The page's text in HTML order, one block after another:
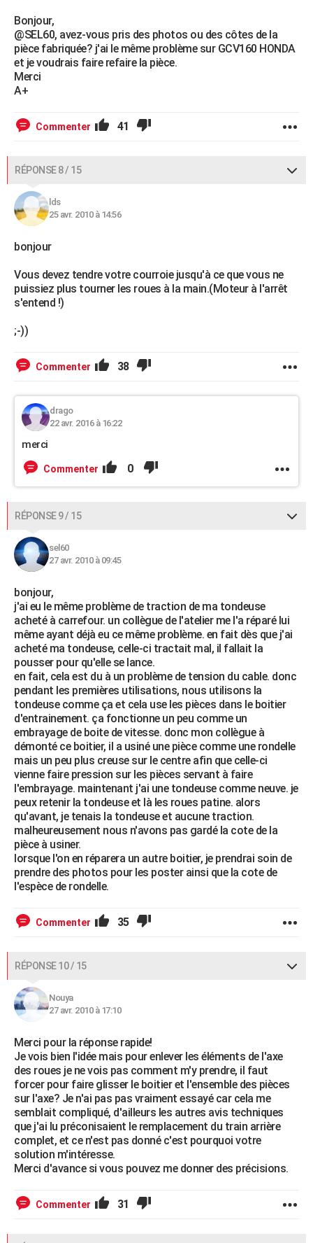
Bonjour,
@SEL60, avez-vous pris des photos ou des côtes de la
pièce fabriquée? j'ai le même problème sur GCV160 HONDA
et je voudrais faire refaire la pièce.
Merci
A+
Commenter 41
RÉPONSE 8 / 15
lds
25 avr. 2010 à 14:56
bonjour
Vous devez tendre votre courroie jusqu'à ce que vous ne
puissiez plus tourner les roues à la main.(Moteur à l'arrêt
s'entend !)
;-))
Commenter 38
drago
22 avr. 2016 à 16:22
merci
Commenter 0
RÉPONSE 9 / 15
sel60
27 avr. 2010 à 09:45
bonjour,
j'ai eu le même problème de traction de ma tondeuse
acheté à carrefour. un collègue de l'atelier me l'a réparé lui
même ayant déjà eu ce même problème. en fait dès que j'ai
acheté ma tondeuse, celle-ci tractait mal, il fallait la
pousser pour qu'elle se lance.
en fait, cela est du à un problème de tension du cable. donc
pendant les premières utilisations, nous utilisons la
tondeuse comme ça et cela use les pièces dans le boitier
d'entrainement. ça fonctionne un peu comme un
embrayage de boite de vitesse. donc mon collègue à
démonté ce boitier, il a usiné une pièce comme une rondelle
mais un peu plus creuse sur le centre afin que celle-ci
vienne faire pression sur les pièces servant à faire
l'embrayage. maintenant j'ai une tondeuse comme neuve. je
peux retenir la tondeuse et là les roues patine. alors
qu'avant, je tenais la tondeuse et aucune traction.
malheureusement nous n'avons pas gardé la cote de la
pièce à usiner.
lorsque l'on en réparera un autre boitier, je prendrai soin de
prendre des photos pour les poster ainsi que la cote de
l'espèce de rondelle.
Commenter 35
RÉPONSE 10 / 15
Nouya
27 avr. 2010 à 17:10
Merci pour la réponse rapide!
Je vois bien l'idée mais pour enlever les éléments de l'axe
des roues je ne vois pas comment m'y prendre, il faut
forcer pour faire glisser le boitier et l'ensemble des pièces
sur l'axe? Je n'ai pas pas vraiment essayé car cela me
semblait compliqué, d'ailleurs les autres avis techniques
que j'ai lu préconisaient le remplacement du train arrière
complet, et ce n'est pas donné c'est pourquoi votre
solution m'intéresse.
Merci d'avance si vous pouvez me donner des précisions.
Commenter 31